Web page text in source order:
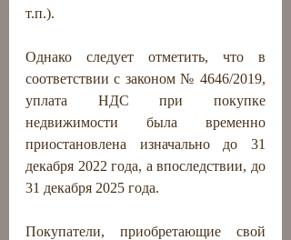
т.п.).
Однако следует отметить, что в
соответствии с законом № 4646/2019,
уплата НДС при покупке
недвижимости была временно
приостановлена ​​изначально до 31
декабря 2022 года, а впоследствии, до
31 декабря 2025 года.
Покупатели, приобретающие свой